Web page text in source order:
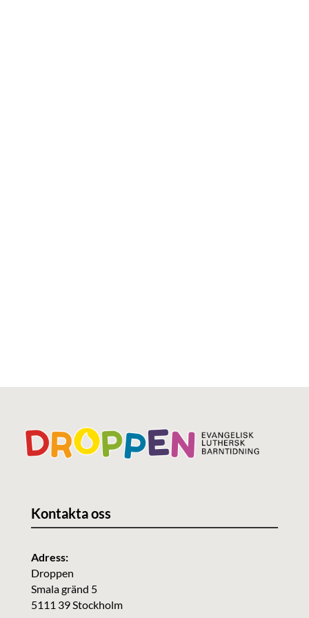
Kontakta oss
Adress:
Droppen
Smala gränd 5
5111 39 Stockholm